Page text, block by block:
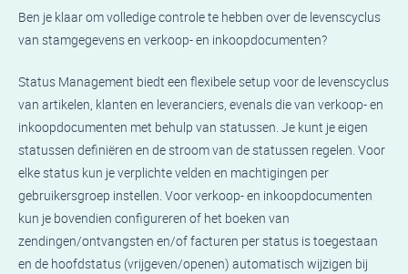
Ben je klaar om volledige controle te hebben over de levenscyclus
van stamgegevens en verkoop- en inkoopdocumenten?
Status Management biedt een flexibele setup voor de levenscyclus
van artikelen, klanten en leveranciers, evenals die van verkoop- en
inkoopdocumenten met behulp van statussen. Je kunt je eigen
statussen definiëren en de stroom van de statussen regelen. Voor
elke status kun je verplichte velden en machtigingen per
gebruikersgroep instellen. Voor verkoop- en inkoopdocumenten
kun je bovendien configureren of het boeken van
zendingen/ontvangsten en/of facturen per status is toegestaan
en de hoofdstatus (vrijgeven/openen) automatisch wijzigen bij